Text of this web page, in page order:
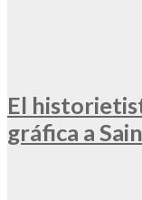
El
gráfica a